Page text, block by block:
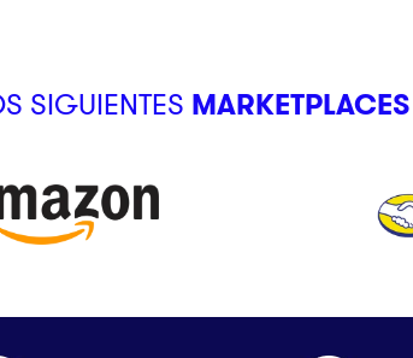
SIGUIENTES MARKETPLACES